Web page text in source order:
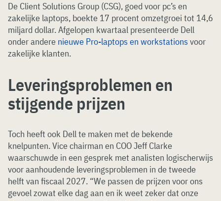
De Client Solutions Group (CSG), goed voor pc’s en
zakelijke laptops, boekte 17 procent omzetgroei tot 14,6
miljard dollar. Afgelopen kwartaal presenteerde Dell
onder andere nieuwe Pro-laptops en workstations voor
zakelijke klanten.
Leveringsproblemen en
stijgende prijzen
Toch heeft ook Dell te maken met de bekende
knelpunten. Vice chairman en COO Jeff Clarke
waarschuwde in een gesprek met analisten logischerwijs
voor aanhoudende leveringsproblemen in de tweede
helft van fiscaal 2027. “We passen de prijzen voor ons
gevoel zowat elke dag aan en ik weet zeker dat onze